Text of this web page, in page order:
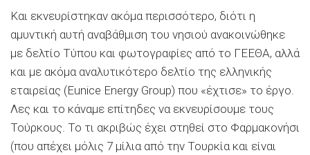
Και εκνευρίστηκαν ακόμα περισσότερο, διότι η
αμυντική αυτή αναβάθμιση του νησιού ανακοινώθηκε
με δελτίο Τύπου και φωτογραφίες από το ΓΕΕΘΑ, αλλά
και με ακόμα αναλυτικότερο δελτίο της ελληνικής
εταιρείας (Eunice Energy Group) που «έχτισε» το έργο.
Λες και το κάναμε επίτηδες να εκνευρίσουμε τους
Τούρκους. Το τι ακριβώς έχει στηθεί στο Φαρμακονήσι
(που απέχει μόλις 7 μίλια από την Τουρκία και είναι